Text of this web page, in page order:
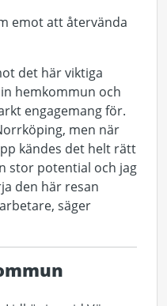
emot att återvända
det här viktiga
hemkommun och
engagemang för.
men när
kändes det helt rätt
stor potential och jag
den här resan
säger